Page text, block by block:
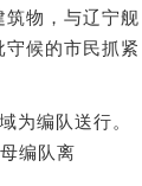
物，与辽宁舰
候的市民抓紧
编队送行。
编队离